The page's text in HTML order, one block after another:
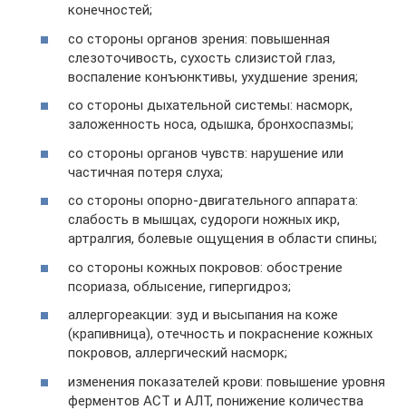
конечностей;
со стороны органов зрения: повышенная
слезоточивость, сухость слизистой глаз,
воспаление конъюнктивы, ухудшение зрения;
со стороны дыхательной системы: насморк,
заложенность носа, одышка, бронхоспазмы;
со стороны органов чувств: нарушение или
частичная потеря слуха;
со стороны опорно-двигательного аппарата:
слабость в мышцах, судороги ножных икр,
артралгия, болевые ощущения в области спины;
со стороны кожных покровов: обострение
псориаза, облысение, гипергидроз;
аллергореакции: зуд и высыпания на коже
(крапивница), отечность и покраснение кожных
покровов, аллергический насморк;
изменения показателей крови: повышение уровня
ферментов АСТ и АЛТ, понижение количества